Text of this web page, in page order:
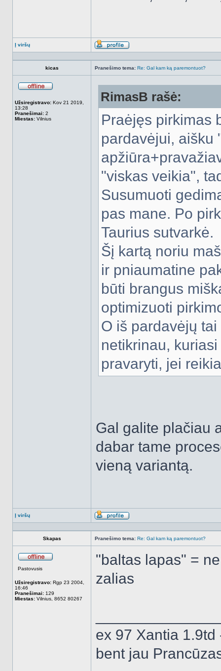
Į viršų
Aprašymas
kicas Pranešimo tema: Re: Gal kam ką paremontuot?
Užsiregistravo: Kov 21 2019,
13:28
Pranešimai: 2
Miestas: Vilnius
RimasB rašė:
Praėjęs pirkimas
pardavėjui, aišku
"viskas veikia",
Susumuoti
pas mane. Po
Taurius sutvarkė.
Šį kartą noriu
ir pniaumatine
būti brangus
optimizuoti
O iš pardavėjų
netikrinau,
pravaryti, jei
Gal galite plačiau
dabar tame
vieną variantą.
Į viršų
Aprašymas
Skapas Pranešimo tema: Re: Gal kam ką paremontuot?
Pastovusis
Užsiregistravo: Rgp 23 2004,
16:46
Pranešimai: 129
Miestas: Vilnius, 8652 80267
"baltas lapas" =
zalias
ex 97 Xantia
bent jau